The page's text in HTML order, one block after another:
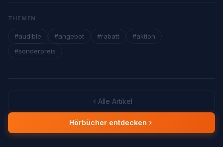
THEMEN
#audible #angebot #rabatt
#aktion
#sonderpreis
Alle Artikel
Hörbücher entdecken